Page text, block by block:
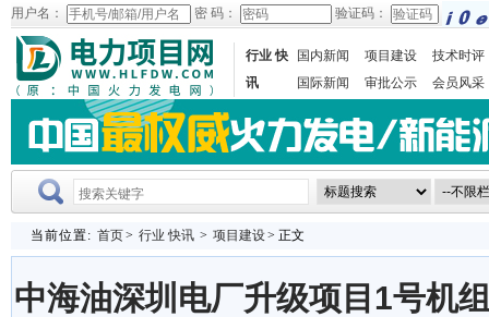
用户名： 密 码： 验证码：
行业 快
讯
国内新闻 项目建设
技术时评
国际新闻
审批公示 会员风采
当前位置: 首页> 行业 快讯 > 项目建设> 正文
中海油深圳电厂升级项目1号机